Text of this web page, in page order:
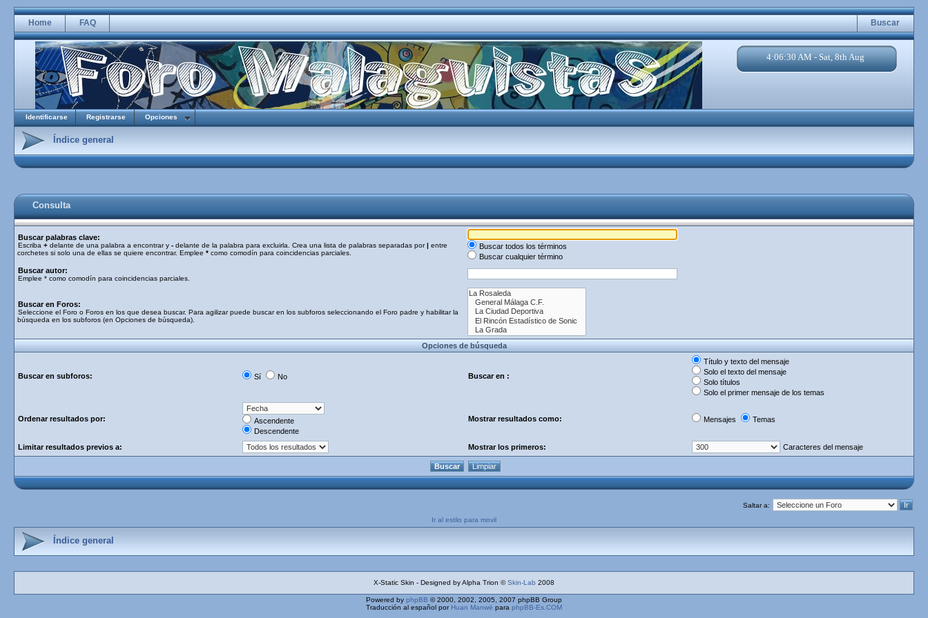
Home FAQ Buscar
4:06:30 AM - Sat, 8th Aug
Identificarse Registrarse Opciones
Índice general
Consulta
Buscar palabras clave:
Escriba + delante de una palabra a encontrar y - delante de la palabra para excluirla. Crea una lista de palabras separadas por| entre
corchetes si solo una de ellas se quiere encontrar. Emplee * como comodín para coincidencias parciales.
Buscar todos los términos
Buscar cualquier término
Buscar autor:
Emplee * como comodín para coincidencias parciales.
Buscar en Foros:
Seleccione el Foro o Foros en los que desea buscar. Para agilizar puede buscar en los subforos seleccionando el Foro padre y habilitar la
búsqueda en los subforos (en Opciones de búsqueda).
Opciones de búsqueda
Buscar en subforos: Sí No Buscar en :
Título y texto del mensaje
Solo el texto del mensaje
Solo títulos
Solo el primer mensaje de los temas
Ordenar resultados por:
Ascendente
Descendente
Mostrar resultados como: Mensajes Temas
Limitar resultados previos a: Mostrar los primeros: Caracteres del mensaje
Saltar a:
Ir al estilo para movil
Índice general
X-Static Skin - Designed by Alpha Trion ©Skin-Lab 2008
Powered by phpBB © 2000, 2002, 2005, 2007 phpBB Group
Traducción al español por Huan Manwë para phpBB-Es.COM